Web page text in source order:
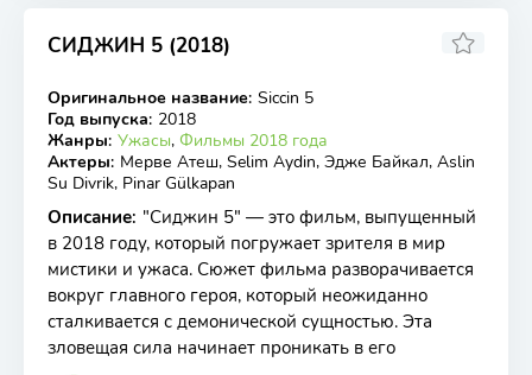
СИДЖИН 5 (2018)
WEB-DLRip
5
Оригинальное название: Siccin 5
Год выпуска: 2018
Жанры: Ужасы, Фильмы 2018 года
Актеры: Мерве Атеш, Selim Aydin, Эдже Байкал, Aslin
Su Divrik, Pinar Gülkapan
Описание: "Сиджин 5" — это фильм, выпущенный
в 2018 году, который погружает зрителя в мир
мистики и ужаса. Сюжет фильма разворачивается
вокруг главного героя, который неожиданно
сталкивается с демонической сущностью. Эта
зловещая сила начинает проникать в его